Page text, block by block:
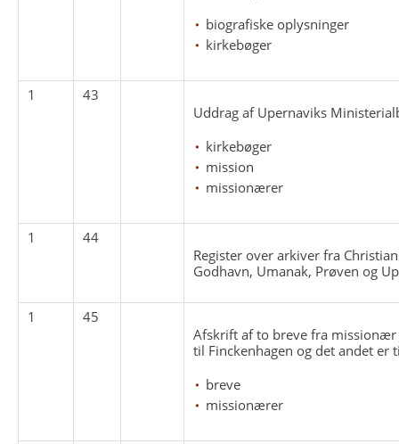
biografiske oplysninger
kirkebøger
1
43
Uddrag af Upernaviks
kirkebøger
mission
missionærer
1
44
Register over arkiver fra
Godhavn, Umanak, Prøven og
1
45
Afskrift af to breve fra missionær
til Finckenhagen og det andet er
breve
missionærer